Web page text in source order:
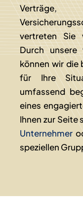
vertreten Sie
Durch unsere
können wir die
für Ihre
umfassend
eines
Ihnen zur
Unternehmer
speziellen